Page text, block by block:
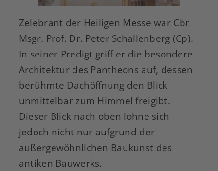
Zelebrant der Heiligen Messe war Cbr
Msgr. Prof. Dr. Peter Schallenberg (Cp).
In seiner Predigt griff er die besondere
Architektur des Pantheons auf, dessen
berühmte Dachöffnung den Blick
unmittelbar zum Himmel freigibt.
Dieser Blick nach oben lohne sich
jedoch nicht nur aufgrund der
außergewöhnlichen Baukunst des
antiken Bauwerks.